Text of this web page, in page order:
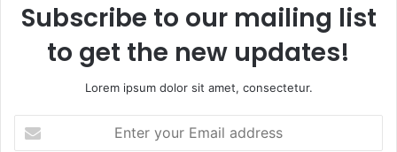
Subscribe to our mailing list
to get the new updates!
Lorem ipsum dolor sit amet, consectetur.
your